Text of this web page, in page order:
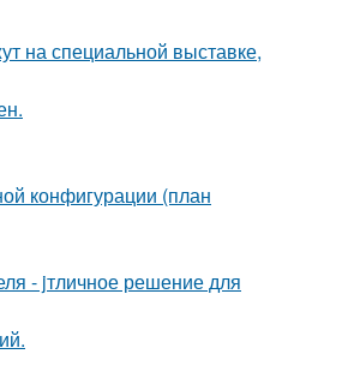
на специальной выставке,
конфигурации (план
- jтличное решение для